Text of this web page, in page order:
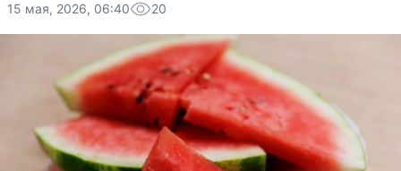
15 мая, 2026, 06:40 20